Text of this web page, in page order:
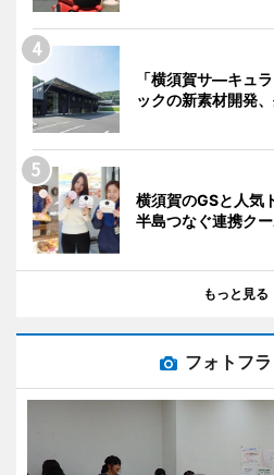
「横須賀サ―キュ
ックの新素材開発
横須賀のGSと人気
半島つなぐ連携ク
もっと見る
フォトフ